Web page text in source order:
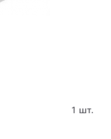
1 шт.